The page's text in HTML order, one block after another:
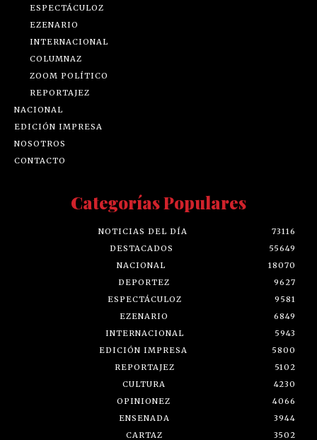
ESPECTÁCULOZ
EZENARIO
INTERNACIONAL
COLUMNAZ
ZOOM POLÍTICO
REPORTAJEZ
NACIONAL
EDICIÓN IMPRESA
NOSOTROS
CONTACTO
Categorías Populares
NOTICIAS DEL DÍA
73116
DESTACADOS
55649
NACIONAL
18070
DEPORTEZ
9627
ESPECTÁCULOZ
9581
EZENARIO
6849
INTERNACIONAL
5943
EDICIÓN IMPRESA
5800
REPORTAJEZ
5102
CULTURA
4230
OPINIONEZ
4066
ENSENADA
3944
CARTAZ
3502